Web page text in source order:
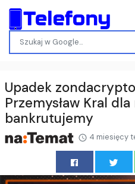
Upadek
Przemysław Kral
bankrutujemy
4 miesięcy